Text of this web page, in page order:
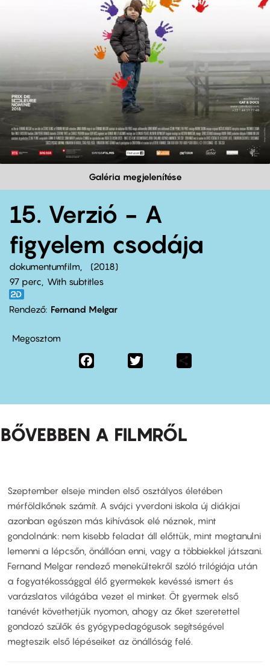
Galéria megjelenítése
15. Verzió - A
figyelem csodája
dokumentumfilm
2018
97 perc,
With subtitles
Rendező Fernand Melgar
Megosztom
Facebook
BŐVEBBEN A FILMRŐL
Szeptember elseje minden első osztályos életében
mérföldkőnek számít. A svájci yverdoni iskola új diákjai
azonban egészen más kihívások elé néznek, mint
gondolnánk: nem kisebb feladat áll előttük, mint megtanulni
lemenni a lépcsőn, önállóan enni, vagy a többiekkel játszani.
Fernand Melgar rendező menekültekről szóló trilógiája után
a fogyatékossággal élő gyermekek kevéssé ismert és
varázslatos világába vezet el minket. Öt gyermek első
tanévét követhetjük nyomon, ahogy az őket szeretettel
gondozó szülők és gyógypedagógusok segítségével
megteszik első lépéseiket az önállóság felé.